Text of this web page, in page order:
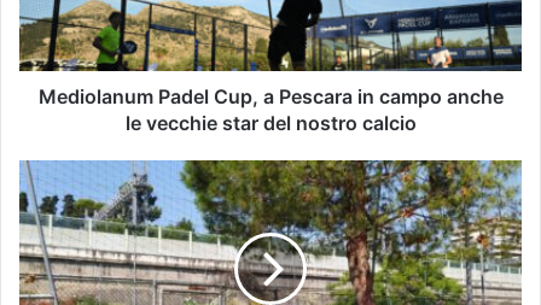
Mediolanum Padel Cup, a Pescara in campo anche
le vecchie star del nostro calcio